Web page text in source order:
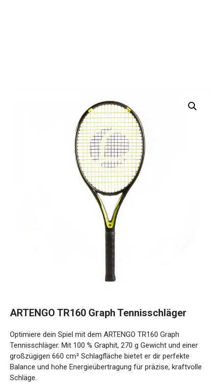
Tennisschläger. Mit 100 % Graphit, 270 g Gewicht und einer
großzügigen 660 cm² Schlagfläche bietet er dir perfekte
Balance und hohe Energieübertragung für präzise, kraftvolle
Schläge.